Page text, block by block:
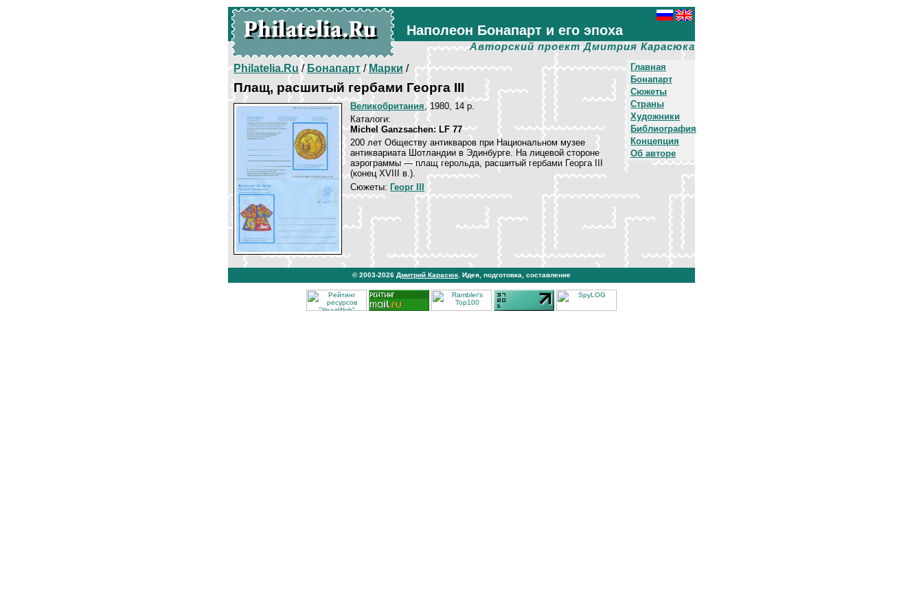
Наполеон Бонапарт и его эпоха
Авторский проект Дмитрия Карасюка
Главная
Бонапарт
Сюжеты
Страны
Художники
Библиография
Концепция
Об авторе
Philatelia.Ru/Бонапарт/Марки /
Плащ, расшитый гербами Георга III
Великобритания, 1980, 14 p.
Каталоги:
Michel Ganzsachen: LF 77
200 лет Обществу антикваров при Национальном музее
антиквариата Шотландии в Эдинбурге. На лицевой стороне
аэрограммы — плащ герольда, расшитый гербами Георга III
(конец XVIII в.).
Сюжеты: Георг III
© 2003-2026 Дмитрий Карасюк . Идея, подготовка, составление